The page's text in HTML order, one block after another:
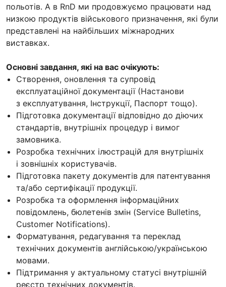
польотів. А в RnD ми продовжуємо працювати над
низкою продуктів військового призначення, які були
представлені на найбільших міжнародних
виставках.
Основні завдання, які на вас очікують:
Створення, оновлення та супровід
експлуатаційної документації (Настанови
з експлуатування, Інструкції, Паспорт тощо).
Підготовка документації відповідно до діючих
стандартів, внутрішніх процедур і вимог
замовника.
Розробка технічних ілюстрацій для внутрішніх
і зовнішніх користувачів.
Підготовка пакету документів для патентування
та/або сертифікації продукції.
Розробка та оформлення інформаційних
повідомлень, бюлетенів змін (Service Bulletins,
Customer Notifications).
Форматування, редагування та переклад
технічних документів англійською/українською
мовами.
Підтримання у актуальному статусі внутрішній
реєстр технічних документів.